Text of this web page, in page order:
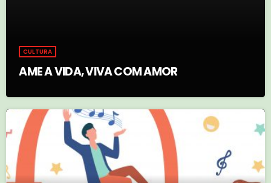
CULTURA
AME A VIDA, VIVA COM AMOR